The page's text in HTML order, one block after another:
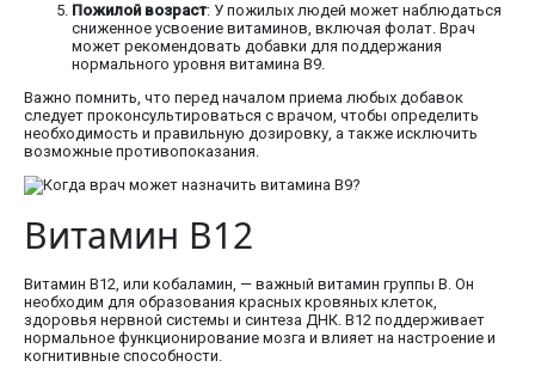
Пожилой возраст: У пожилых людей может наблюдаться
сниженное усвоение витаминов, включая фолат. Врач
может рекомендовать добавки для поддержания
нормального уровня витамина В9.
Важно помнить, что перед началом приема любых добавок
следует проконсультироваться с врачом, чтобы определить
необходимость и правильную дозировку, а также исключить
возможные противопоказания.
Витамин В12
Витамин В12, или кобаламин, — важный витамин группы В. Он
необходим для образования красных кровяных клеток,
здоровья нервной системы и синтеза ДНК. В12 поддерживает
нормальное функционирование мозга и влияет на настроение и
когнитивные способности.